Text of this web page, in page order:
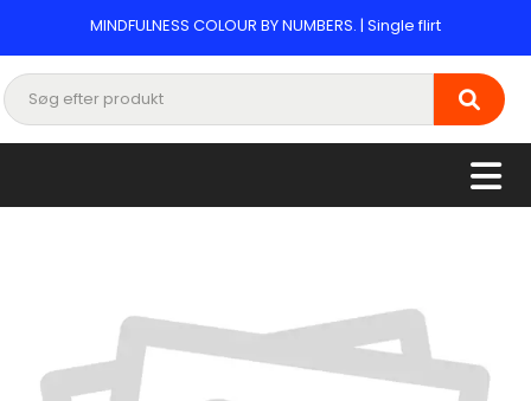
MINDFULNESS COLOUR BY NUMBERS. | Single flirt